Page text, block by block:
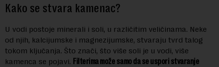
Kako se stvara kamenac?
U vodi postoje minerali i soli, u različitim veličinama. Neke
od njih, kalcijumske i magnezijumske, stvaraju tvrd talog
tokom ključanja. Što znači, što više soli je u vodi, više
kamenca se pojavi. Filterima može samo da se uspori stvaranje